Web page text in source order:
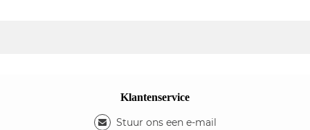
Klantenservice
Stuur ons een e-mail